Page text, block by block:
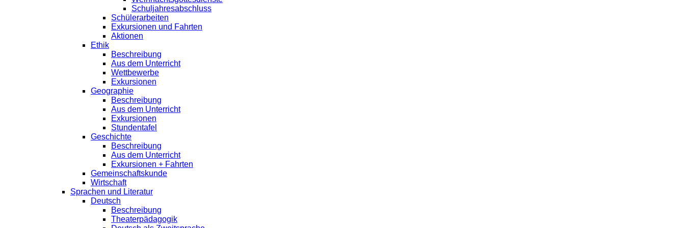
Schuljahresabschluss
Schülerarbeiten
Exkursionen und Fahrten
Aktionen
Ethik
Beschreibung
Aus dem Unterricht
Wettbewerbe
Exkursionen
Geographie
Beschreibung
Aus dem Unterricht
Exkursionen
Stundentafel
Geschichte
Beschreibung
Aus dem Unterricht
Exkursionen + Fahrten
Gemeinschaftskunde
Wirtschaft
Sprachen und Literatur
Deutsch
Beschreibung
Theaterpädagogik